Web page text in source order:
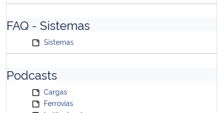
FAQ - Sistemas
Sistemas
Podcasts
Cargas
Ferrovias